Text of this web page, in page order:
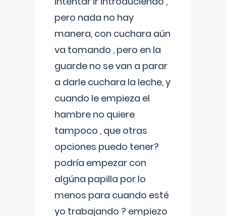
pero nada no hay
manera, con cuchara aún
va tomando , pero en la
guarde no se van a parar
a darle cuchara la leche, y
cuando le empieza el
hambre no quiere
tampoco , que otras
opciones puedo tener?
podría empezar con
algúna papilla por lo
menos para cuando esté
yo trabajando ? empiezo